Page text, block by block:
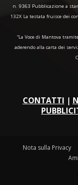
n. 9363 Pubblicazione a
132X La testata fruisce dei
“La Voce di Mantova
aderendo alla carta dei
CONTATTI |
Nota sulla Privacy